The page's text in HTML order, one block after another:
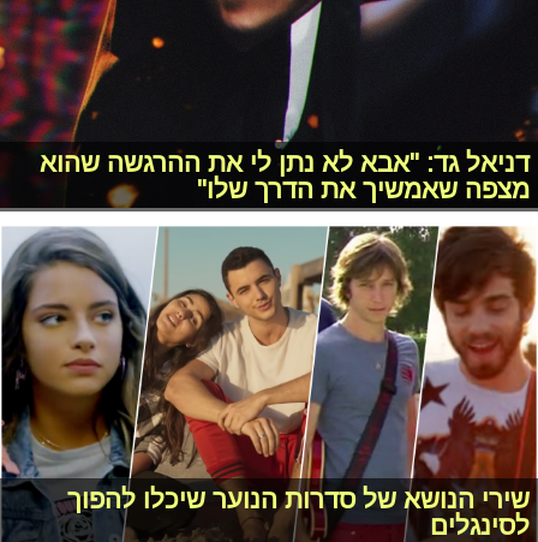
דניאל גד: "אבא לא נתן לי את ההרגשה שהוא
מצפה שאמשיך את הדרך שלו"
שירי הנושא של סדרות הנוער שיכלו להפוך
לסינגלים